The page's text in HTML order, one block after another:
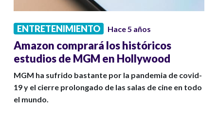
ENTRETENIMIENTO Hace 5 años
Amazon comprará los históricos
estudios de MGM en Hollywood
MGM ha sufrido bastante por la pandemia de covid-
19 y el cierre prolongado de las salas de cine en todo
el mundo.